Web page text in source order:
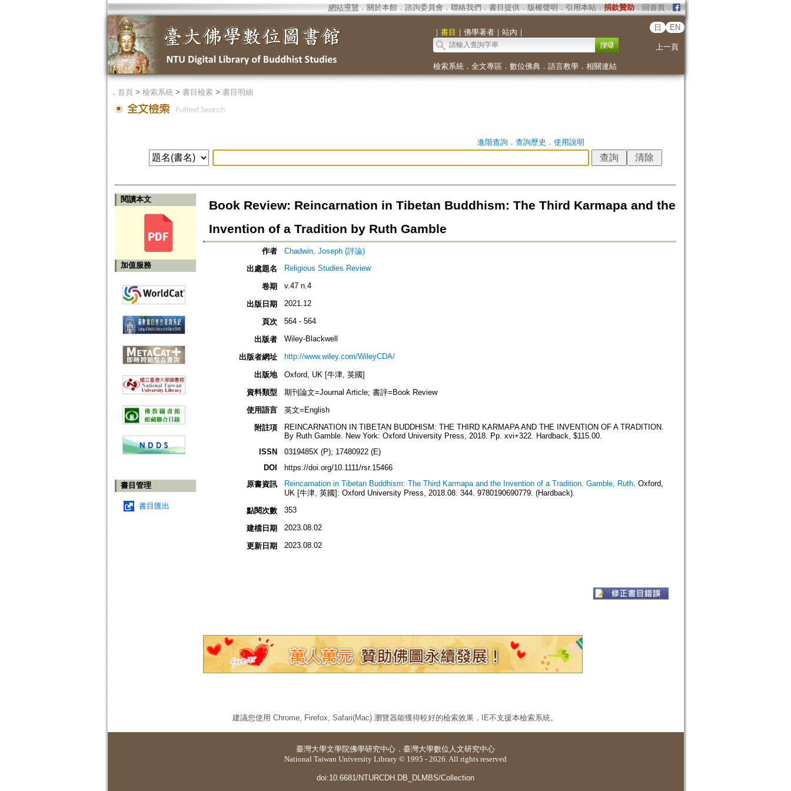
網站導覽 ． 關於本館． 諮詢委員會． 聯絡我們 ． 書目提供． 版權聲明 ． 引用本站． 捐款贊助．回首頁．
｜ 書目 ｜ 佛學著者｜ 站內 ｜
日 EN
上一頁
檢索系統． 全文專區 ． 數位佛典． 語言教學． 相關連結
． 首頁> 檢索系統> 書目檢索> 書目明細
進階查詢． 查詢歷史 ． 使用說明
閱讀本文
加值服務
書目管理
書目匯出
Book Review: Reincarnation in Tibetan Buddhism: The Third Karmapa and the
Invention of a Tradition by Ruth Gamble
作者
Chadwin, Joseph (評論)
出處題名
Religious Studies Review
卷期 v.47 n.4
出版日期 2021.12
頁次 564 - 564
出版者 Wiley-Blackwell
出版者網址 http://www.wiley.com/WileyCDA/
出版地
Oxford, UK [牛津, 英國]
資料類型
期刊論文=Journal Article; 書評=Book Review
使用語言
英文=English
附註項
REINCARNATION IN TIBETAN BUDDHISM: THE THIRD KARMAPA AND THE INVENTION OF A TRADITION.
By Ruth Gamble. New York: Oxford University Press, 2018. Pp. xvi+322. Hardback, $115.00.
ISSN
0319485X (P); 17480922 (E)
DOI
https://doi.org/10.1111/rsr.15466
原書資訊
Reincarnation in Tibetan Buddhism: The Third Karmapa and the Invention of a Tradition. Gamble, Ruth. Oxford,
UK [牛津, 英國]: Oxford University Press, 2018.08. 344. 9780190690779. (Hardback).
點閱次數
353
建檔日期 2023.08.02
更新日期 2023.08.02
建議您使用 Chrome, Firefox, Safari(Mac) 瀏覽器能獲得較好的檢索效果，IE不支援本檢索系統。
臺灣大學文學院佛學研究中心 ． 臺灣大學數位人文研究中心
National Taiwan University Library © 1995 - 2026. All rights reserved
doi:10.6681/NTURCDH.DB_DLMBS/Collection